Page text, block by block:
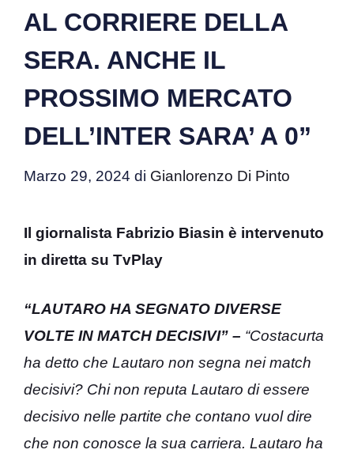
AL CORRIERE DELLA
SERA. ANCHE IL
PROSSIMO MERCATO
DELL’INTER SARA’ A 0”
Marzo 29, 2024 di Gianlorenzo Di Pinto
Il giornalista Fabrizio Biasin è intervenuto
in diretta su TvPlay
“LAUTARO HA SEGNATO DIVERSE
VOLTE IN MATCH DECISIVI” – “Costacurta
ha detto che Lautaro non segna nei match
decisivi? Chi non reputa Lautaro di essere
decisivo nelle partite che contano vuol dire
che non conosce la sua carriera. Lautaro ha